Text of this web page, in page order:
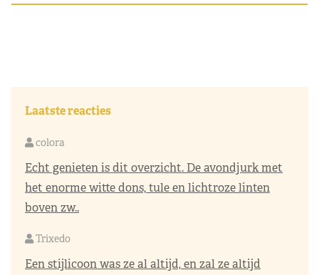
Laatste reacties
colora
Echt genieten is dit overzicht. De avondjurk met
het enorme witte dons, tule en lichtroze linten
boven zw..
Trixedo
Een stijlicoon was ze al altijd, en zal ze altijd